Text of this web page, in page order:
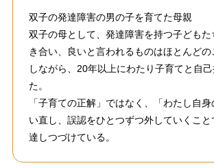
双子の発達障害の男の子を育てた母親
双子の母として、発達障害を持つ子どもた
き合い、良いと言われるものはほとんど
しながら、20年以上にわたり子育てと自
た。
「子育ての正解」ではなく、「わたし自
い直し、誤認をひとつずつ外していくこ
達しつづけている。